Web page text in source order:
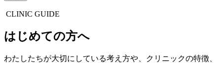
CLINIC GUIDE
はじめての方へ
わたしたちが大切にしている考え方や、クリニックの特徴、